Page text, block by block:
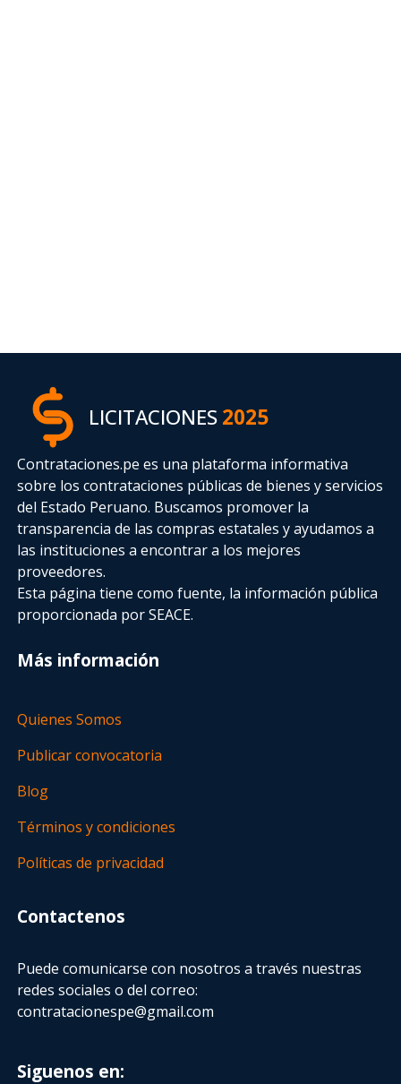
LICITACIONES2025
Contrataciones.pe es una plataforma informativa
sobre los contrataciones públicas de bienes y servicios
del Estado Peruano. Buscamos promover la
transparencia de las compras estatalesy ayudamos a
las instituciones a encontrar a los mejores
proveedores.
Esta página tiene como fuente, la información pública
proporcionada por SEACE.
Más información
Quienes Somos
Publicar convocatoria
Blog
Términos y condiciones
Políticas de privacidad
Contactenos
Puede comunicarse con nosotros a través nuestras
redes sociales o del correo:
contratacionespe@gmail.com
Siguenos en: